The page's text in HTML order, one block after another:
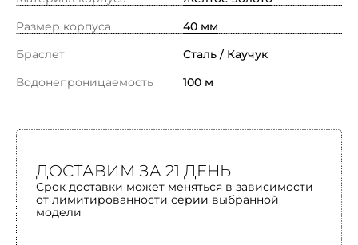
Размер корпуса
40 мм
Браслет
Сталь / Каучук
Водонепроницаемость
100 м
ДОСТАВИМ ЗА 21 ДЕНЬ
Срок доставки может меняться в зависимости
от лимитированности серии выбранной
модели